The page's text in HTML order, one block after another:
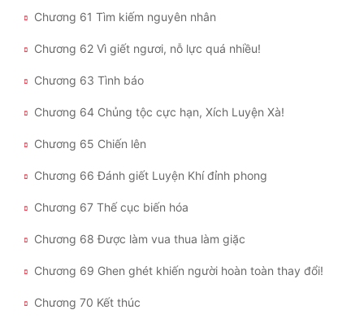
Chương 61 Tìm kiếm nguyên nhân
Chương 62 Vì giết ngươi, nỗ lực quá nhiều!
Chương 63 Tình báo
Chương 64 Chủng tộc cực hạn, Xích Luyện Xà!
Chương 65 Chiến lên
Chương 66 Đánh giết Luyện Khí đỉnh phong
Chương 67 Thế cục biến hóa
Chương 68 Được làm vua thua làm giặc
Chương 69 Ghen ghét khiến người hoàn toàn thay đổi!
Chương 70 Kết thúc